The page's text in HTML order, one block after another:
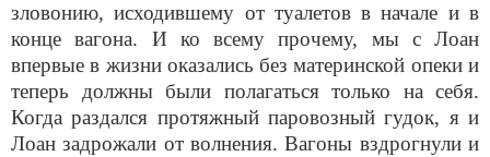
зловонию, исходившему от туалетов в начале и в
конце вагона. И ко всему прочему, мы с Лоан
впервые в жизни оказались без материнской опеки и
теперь должны были полагаться только на себя.
Когда раздался протяжный паровозный гудок, я и
Лоан задрожали от волнения. Вагоны вздрогнули и